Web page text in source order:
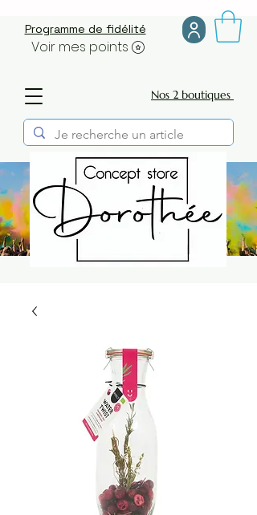
Programme de fidélité
Voir mes points
Nos 2 boutiques